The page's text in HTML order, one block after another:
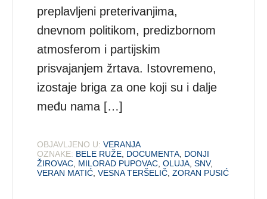
preplavljeni preterivanjima,
dnevnom politikom, predizbornom
atmosferom i partijskim
prisvajanjem žrtava. Istovremeno,
izostaje briga za one koji su i dalje
među nama […]
OBJAVLJENO U: VERANJA
OZNAKE: BELE RUŽE, DOCUMENTA, DONJI
ŽIROVAC, MILORAD PUPOVAC,OLUJA,SNV,
VERAN MATIĆ,VESNA TERŠELIČ,ZORAN PUSIĆ